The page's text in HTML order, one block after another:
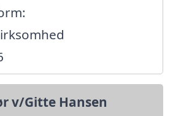
v/Gitte Hansen